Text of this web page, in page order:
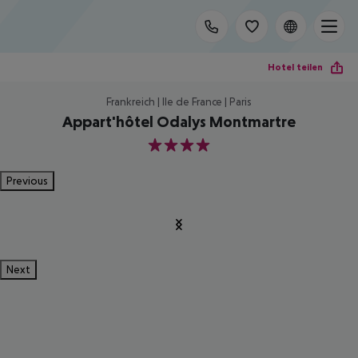
Hotel teilen
Frankreich | Ile de France | Paris
Appart'hôtel Odalys Montmartre
4
Previous
Next